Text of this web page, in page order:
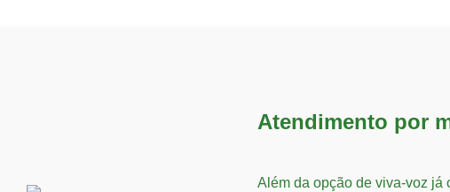
Atendimento por
Além da opção de viva-voz já